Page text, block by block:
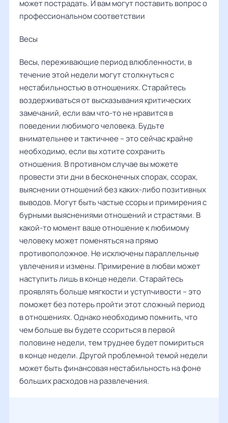
может пострадать. И вам могут поставить вопрос о
профессиональном соответствии
Весы ‌‌
Весы, переживающие период влюбленности, в
течение этой недели могут столкнуться с
нестабильностью в отношениях. Старайтесь
воздерживаться от высказывания критических
замечаний, если вам что-то не нравится в
поведении любимого человека. Будьте
внимательнее и тактичнее – это сейчас крайне
необходимо, если вы хотите сохранить
отношения. В противном случае вы можете
провести эти дни в бесконечных спорах, ссорах,
выяснении отношений без каких-либо позитивных
выводов. Могут быть частые ссоры и примирения с
бурными выяснениями отношений и страстями. В
какой-то момент ваше отношение к любимому
человеку может поменяться на прямо
противоположное. Не исключены параллельные
увлечения и измены. Примирение в любви может
наступить лишь в конце недели. Старайтесь
проявлять больше мягкости и уступчивости – это
поможет без потерь пройти этот сложный период
в отношениях. Однако необходимо помнить, что
чем больше вы будете ссориться в первой
половине недели, тем труднее будет помириться
в конце недели. Другой проблемной темой недели
может быть финансовая нестабильность на фоне
больших расходов на развлечения.